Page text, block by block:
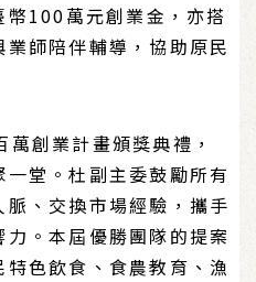
100萬元創業金，亦搭
師陪伴輔導，協助原民
創業計畫頒獎典禮，
堂。杜副主委鼓勵所有
、交換市場經驗，攜手
。本屆優勝團隊的提案
色飲食、食農教育、漁